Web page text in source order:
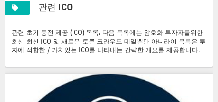
관련 ICO
관련 초기 동전 제공 (ICO) 목록. 다음 목록에는 암호화 투자자를위한
최신 최신 ICO 및 새로운 토큰 크라우드 데일뿐만 아니라이 목록은 투
자에 적합한 / 가치있는 ICO를 나타내는 간략한 개요를 제공합니다.